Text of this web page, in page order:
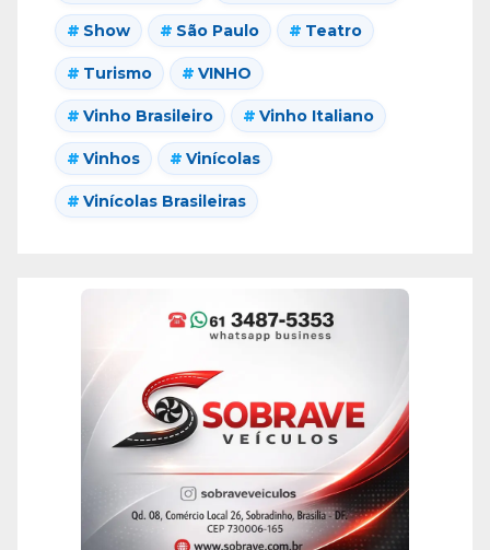
Show São Paulo Teatro
Turismo VINHO
Vinho Brasileiro Vinho Italiano
Vinhos Vinícolas
Vinícolas Brasileiras